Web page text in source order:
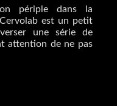
périple dans la
est un petit
une série de
attention de ne pas